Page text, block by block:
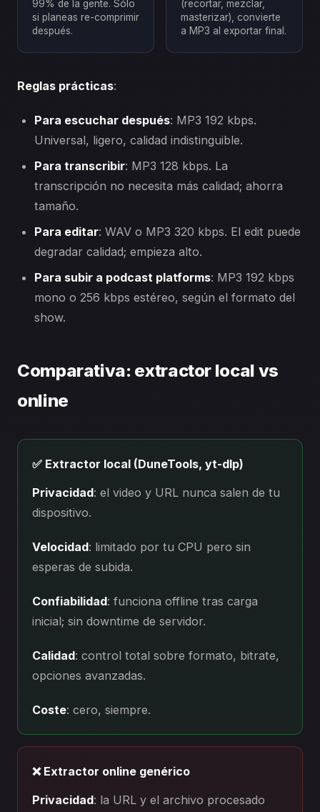
99% de la gente. Sólo
si planeas re-comprimir
después.
(recortar, mezclar,
masterizar), convierte
a MP3 al exportar final.
Reglas prácticas:
Para escuchar después: MP3 192 kbps.
Universal, ligero, calidad indistinguible.
Para transcribir: MP3 128 kbps. La
transcripción no necesita más calidad; ahorra
tamaño.
Para editar: WAV o MP3 320 kbps. El edit puede
degradar calidad; empieza alto.
Para subir a podcast platforms: MP3 192 kbps
mono o 256 kbps estéreo, según el formato del
show.
Comparativa: extractor local vs
online
✅ Extractor local (DuneTools, yt-dlp)
Privacidad: el video y URL nunca salen de tu
dispositivo.
Velocidad: limitado por tu CPU pero sin
esperas de subida.
Confiabilidad: funciona offline tras carga
inicial; sin downtime de servidor.
Calidad: control total sobre formato, bitrate,
opciones avanzadas.
Coste: cero, siempre.
❌ Extractor online genérico
Privacidad: la URL y el archivo procesado